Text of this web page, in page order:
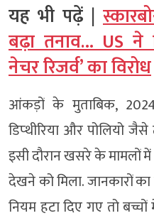
यह भी पढ़ें |
बढ़ा तनाव… US
नेचर रिजर्व’ का विरोध
आंकड़ों के मुताबिक,
डिप्थीरिया और पोलियो
इसी दौरान खसरे के मामलों
देखने को मिला. जानकारों
नियम हटा दिए गए तो